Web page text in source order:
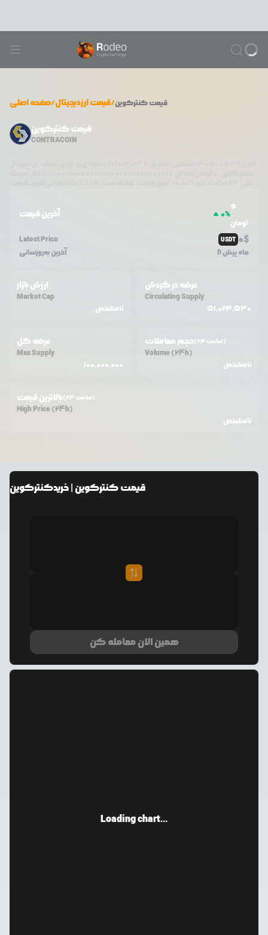
صفحه اصلی/قیمت ارزدیجیتال/ قیمتکنترکوین
قیمت کنترکوین
CONTRACOIN
آخرین قیمت 0%
0
تومان
Latest Price
USDT 0$
آخرین به‌روزسانی 8 ماه پیش
ارزش بازار
Market Cap
نامشخص
عرضه در گردش
Circulating Supply
51,024,530
عرضه کل
Max Supply
100,000,000
حجم معاملات (24 ساعت)
Volume (24h)
نامشخص
بالاترین قیمت (24 ساعت)
High Price (24h)
نامشخص
قیمتکنترکوین | خریدکنترکوین
همین الان معامله کن
Loading chart...